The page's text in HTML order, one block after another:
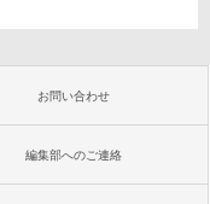
お問い合わせ
編集部へのご連絡